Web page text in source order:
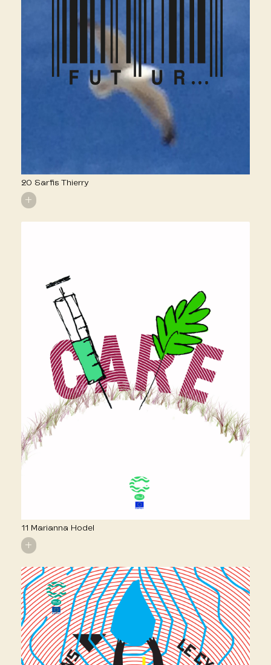
20 Sarfis Thierry
+
11 Marianna Hodel
+